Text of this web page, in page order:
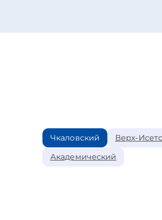
Чкаловский Верх-
Академический